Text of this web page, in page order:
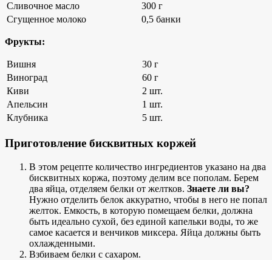
Сливочное масло
300 г
Сгущенное молоко
0,5 банки
Фрукты:
Вишня
30 г
Виноград
60 г
Киви
2 шт.
Апельсин
1 шт.
Клубника
5 шт.
Приготовление бисквитных коржей
В этом рецепте количество ингредиентов указано на два
бисквитных коржа, поэтому делим все пополам. Берем
два яйца, отделяем белки от желтков. Знаете ли вы?
Нужно отделить белок аккуратно, чтобы в него не попал
желток. Емкость, в которую помещаем белки, должна
быть идеально сухой, без единой капельки воды, то же
самое касается и венчиков миксера. Яйца должны быть
охлажденными.
Взбиваем белки с сахаром.